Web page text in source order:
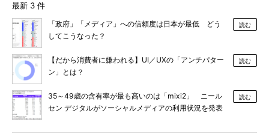
最新 3 件
「政府」「メディア」への信頼度は日本が最低 どう
してこうなった？
読む
【だから消費者に嫌われる】UI／UXの「アンチパター
ン」とは？
読む
35～49歳の含有率が最も高いのは「mixi2」 ニール
セン デジタルがソーシャルメディアの利用状況を発表
読む